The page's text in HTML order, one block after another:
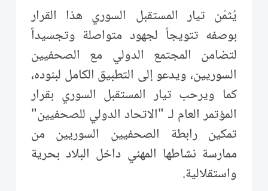
يُثمّن تيار المستقبل السوري هذا القرار
بوصفه تتويجاً لجهود متواصلة وتجسيداً
لتضامن المجتمع الدولي مع الصحفيين
السوريين، ويدعو إلى التطبيق الكامل لبنوده،
كما ويرحب تيار المستقبل السوري بقرار
المؤتمر العام لـ "الاتحاد الدولي للصحفيين"
تمكين رابطة الصحفيين السوريين من
ممارسة نشاطها المهني داخل البلاد بحرية
واستقلالية.